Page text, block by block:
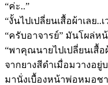
“ค่ะ..”
“งั้นไปเปลี่ยนเสื้อผ้าเลย
“ครับอาจารย์” มันโผล่ห
“พาคุณนายไปเปลี่ยนเสื้
จากยางสีดำเมื่อมวางอ
มานั่งเบื้องหน้าพ่อหมอช